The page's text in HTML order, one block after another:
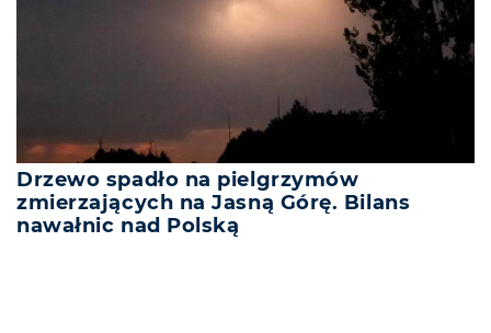
Drzewo spadło na pielgrzymów
zmierzających na Jasną Górę. Bilans
nawałnic nad Polską